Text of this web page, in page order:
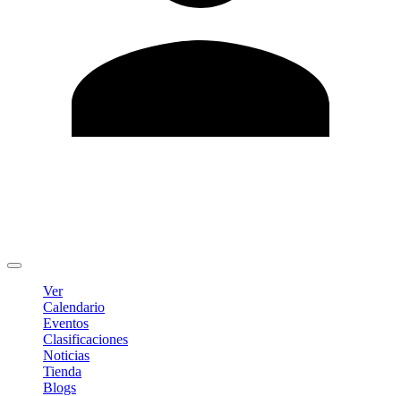
Ver
Calendario
Eventos
Clasificaciones
Noticias
Tienda
Blogs